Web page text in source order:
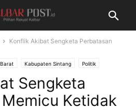
Konflik Akibat Sengketa Perbatasan
Kabupaten Sintang Politik
Sengketa
Ketidak